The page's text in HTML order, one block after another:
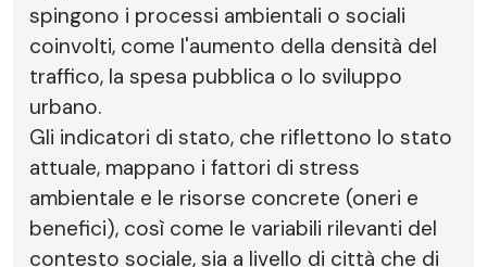
spingono i processi ambientali o sociali
coinvolti, come l'aumento della densità del
traffico, la spesa pubblica o lo sviluppo
urbano.
Gli indicatori di stato, che riflettono lo stato
attuale, mappano i fattori di stress
ambientale e le risorse concrete (oneri e
benefici), così come le variabili rilevanti del
contesto sociale, sia a livello di città che di